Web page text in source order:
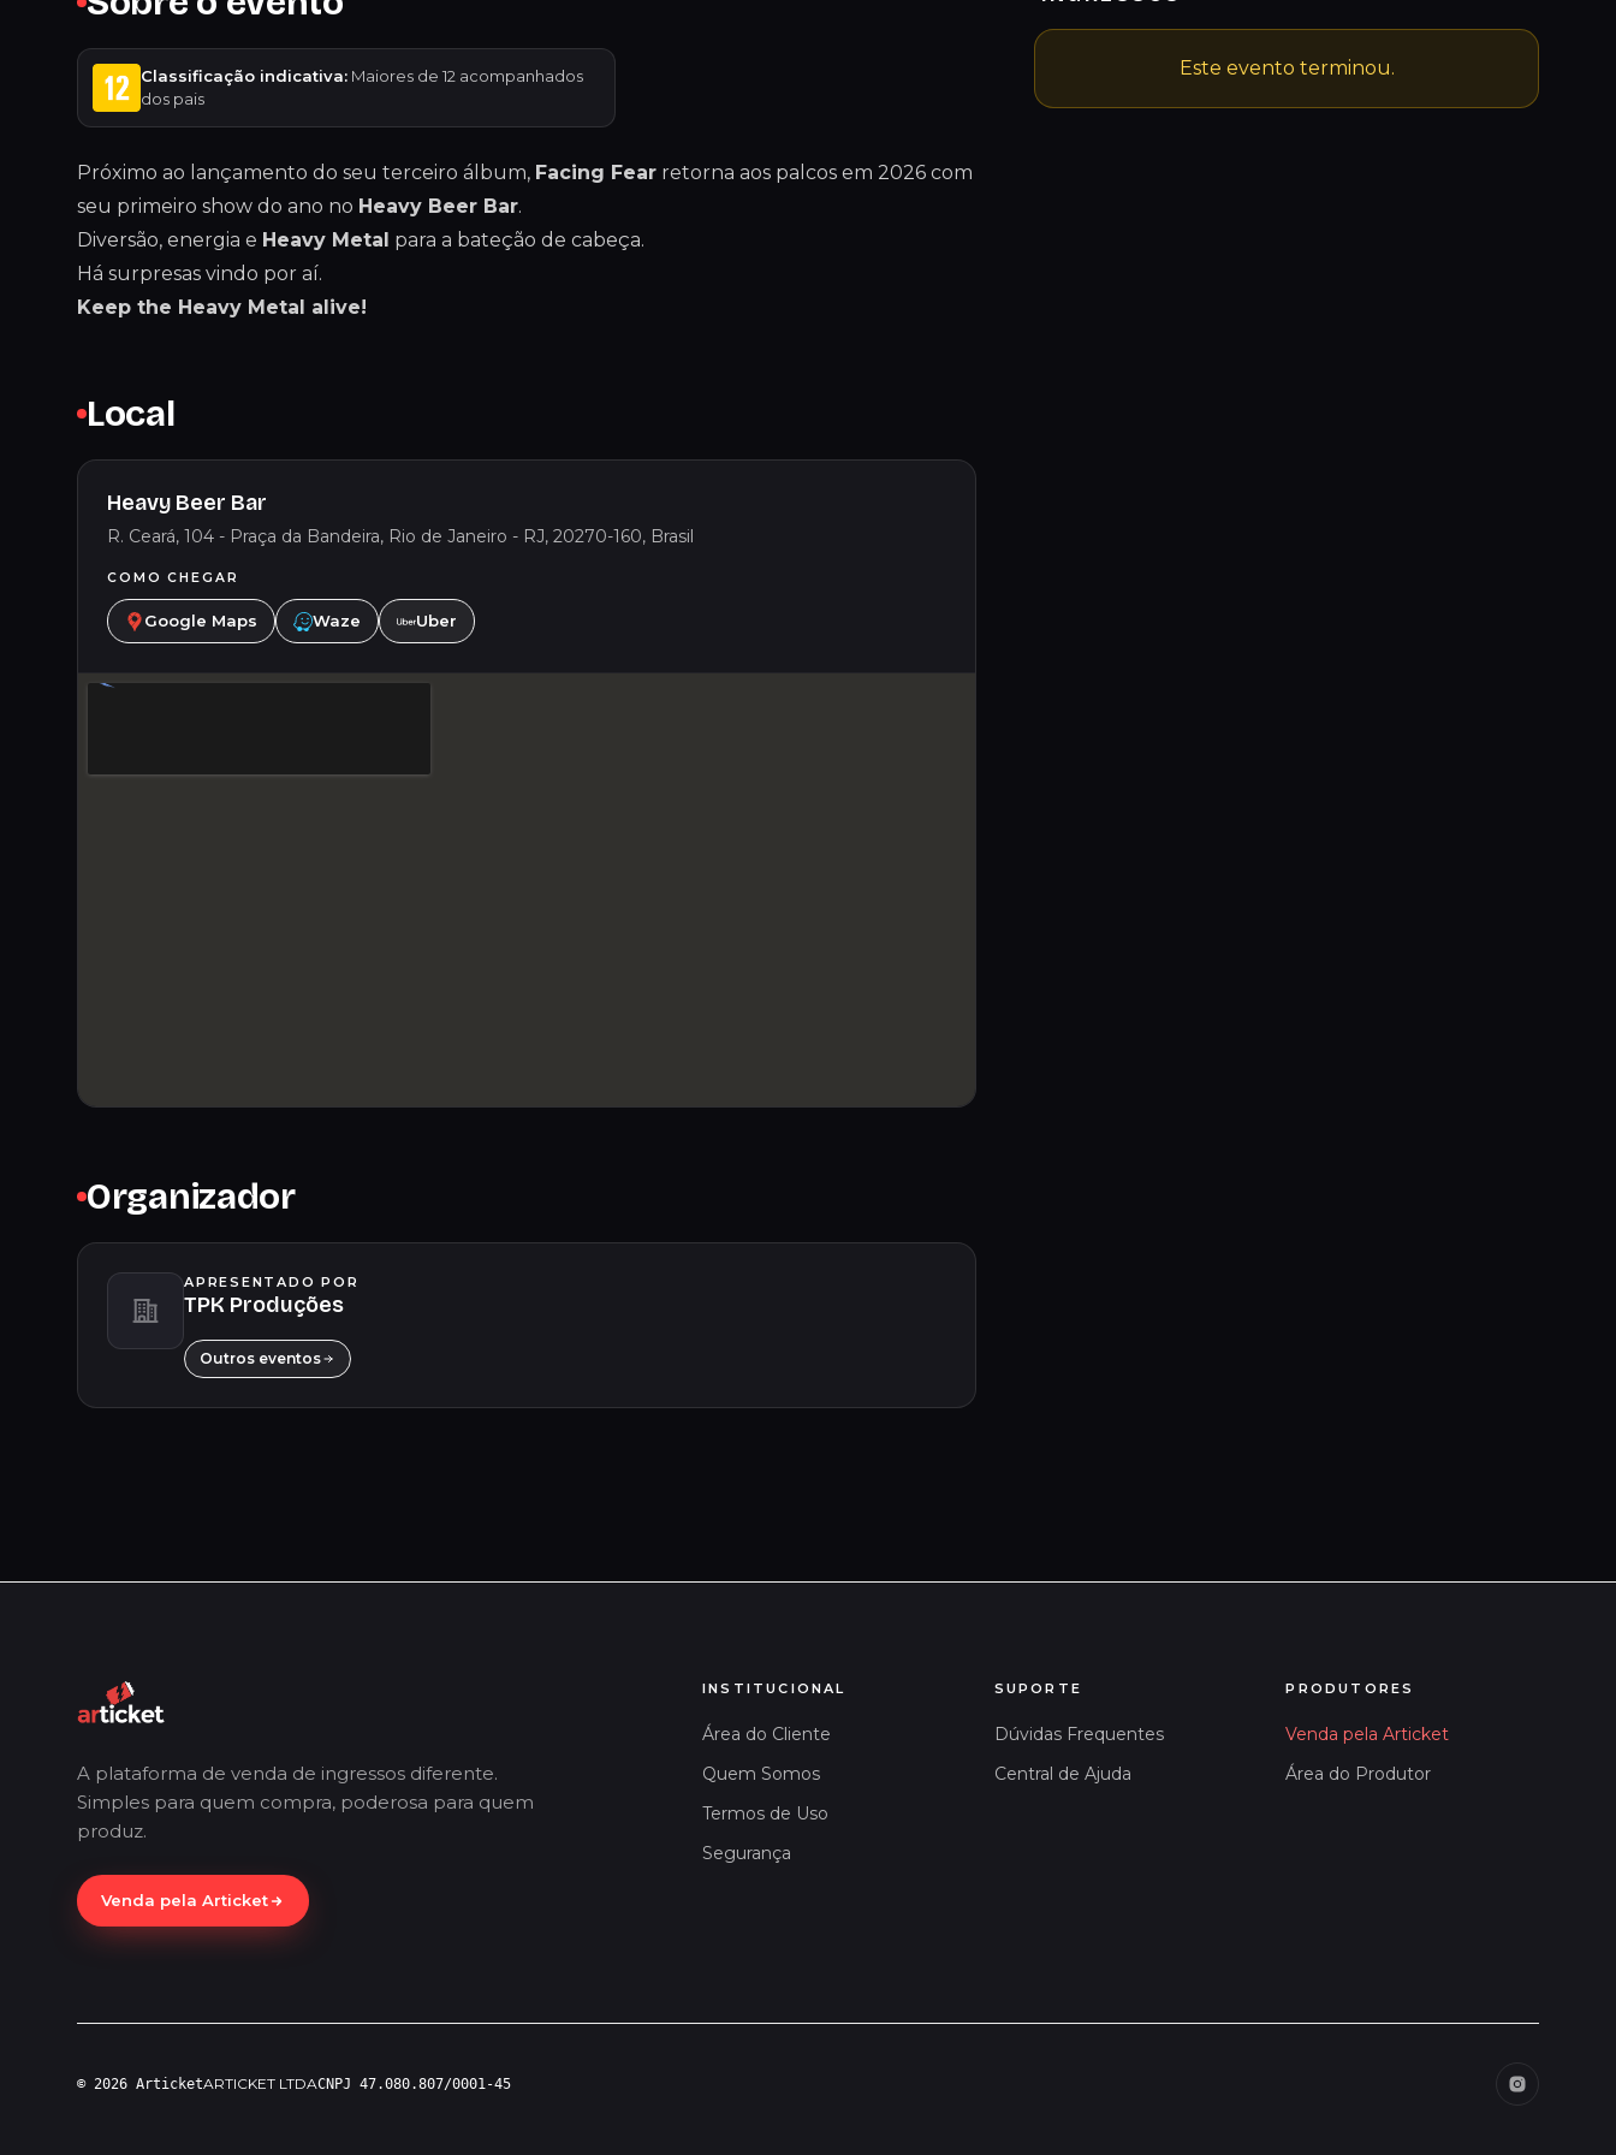
Classificação indicativa: Maiores de 12 acompanhados
dos pais
Próximo ao lançamento do seu terceiro álbum, Facing Fear retorna aos palcos em 2026 com
seu primeiro show do ano no Heavy Beer Bar.
Diversão, energia e Heavy Metal para a bateção de cabeça.
Há surpresas vindo por aí.
Keep the Heavy Metal alive!
Local
Heavy Beer Bar
R. Ceará, 104 - Praça da Bandeira, Rio de Janeiro - RJ, 20270-160, Brasil
COMO CHEGAR
Google Maps Waze Uber
Organizador
APRESENTADO POR
TPK Produções
Outros eventos
Este evento terminou.
A plataforma de venda de ingressos diferente.
Simples para quem compra, poderosa para quem
produz.
Venda pela Articket
INSTITUCIONAL
Área do Cliente
Quem Somos
Termos de Uso
Segurança
SUPORTE
Dúvidas Frequentes
Central de Ajuda
PRODUTORES
Venda pela Articket
Área do Produtor
© 2026 ArticketARTICKET LTDACNPJ 47.080.807/0001-45